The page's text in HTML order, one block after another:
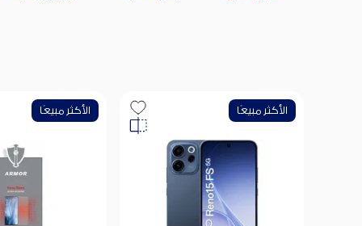
الأكثر مبيعًا الأكثر مبيعًا